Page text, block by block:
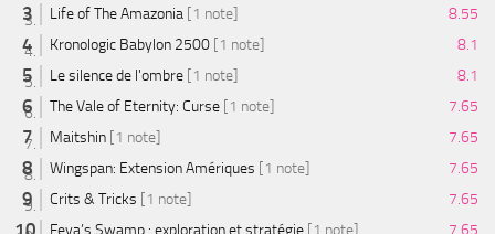
Life of The Amazonia [1 note]
8.55
Kronologic Babylon 2500 [1 note]
8.1
Le silence de l'ombre [1 note]
8.1
The Vale of Eternity: Curse [1 note]
7.65
Maitshin [1 note]
7.65
Wingspan: Extension Amériques [1 note]
7.65
Crits & Tricks [1 note]
7.65
Feya’s Swamp : exploration et stratégie [1 note]
7.65